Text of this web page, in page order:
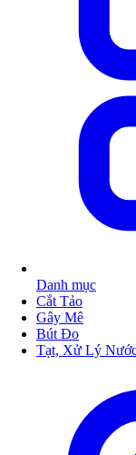
Danh mục
Cắt Tảo
Gây Mê
Bút Đo
Tạt, Xử Lý